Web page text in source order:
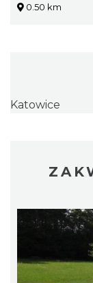
0.50 km
Katowice